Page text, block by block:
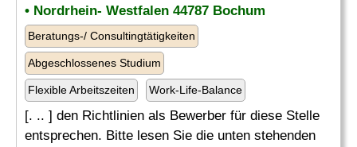
• Nordrhein- Westfalen 44787 Bochum
Beratungs-/ Consultingtätigkeiten
Abgeschlossenes Studium
Flexible Arbeitszeiten Work-Life-Balance
[. .. ] den Richtlinien als Bewerber für diese Stelle
entsprechen. Bitte lesen Sie die unten stehenden